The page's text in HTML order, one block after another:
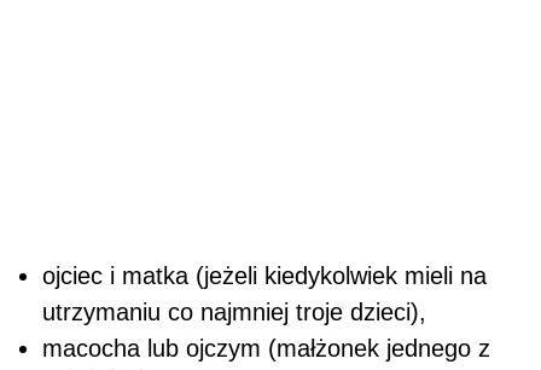
ojciec i matka (jeżeli kiedykolwiek mieli na
utrzymaniu co najmniej troje dzieci),
macocha lub ojczym (małżonek jednego z